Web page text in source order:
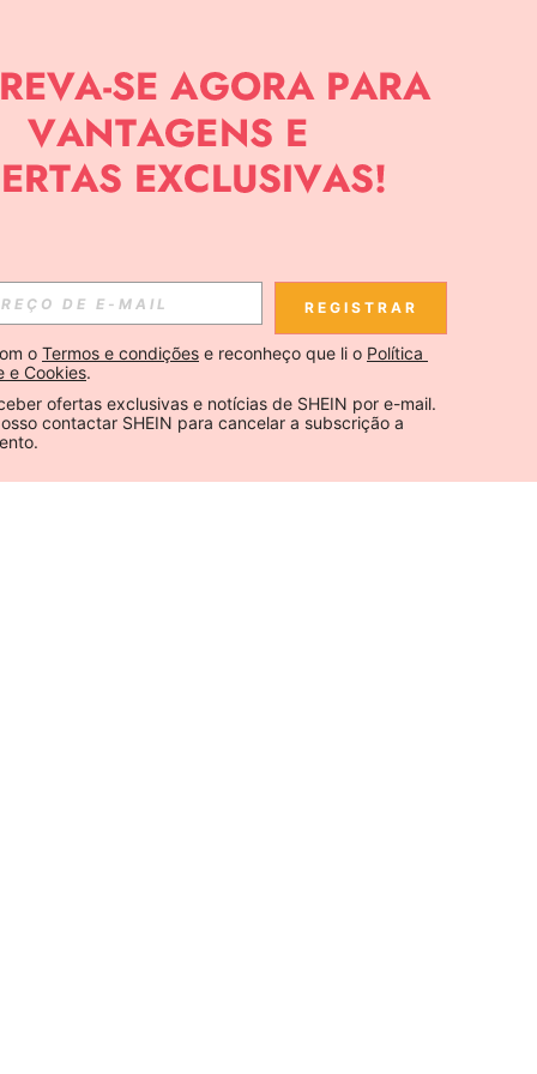
REGISTRAR
o Termos e condições e reconheço que li o Política
e Cookies.
ofertas exclusivas e notícias de SHEIN por e-mail.
contactar SHEIN para cancelar a subscrição a